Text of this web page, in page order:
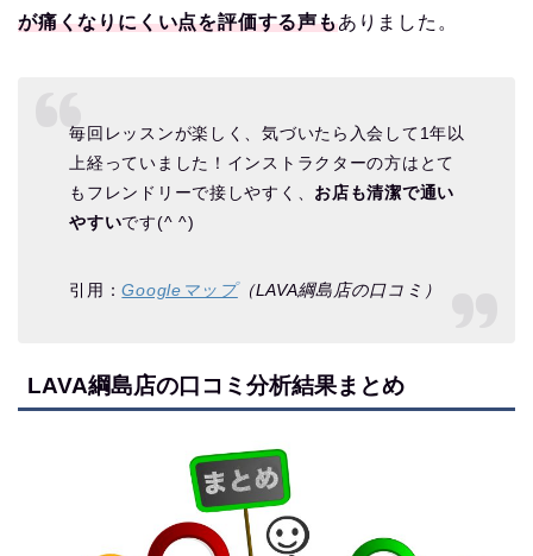
が痛くなりにくい点を評価する声もありました。
毎回レッスンが楽しく、気づいたら入会して1年以
上経っていました！インストラクターの方はとて
もフレンドリーで接しやすく、 お店も清潔で通い
やすいです(^ ^)
引用：Googleマップ（LAVA綱島店の口コミ）
LAVA綱島店の口コミ分析結果まとめ